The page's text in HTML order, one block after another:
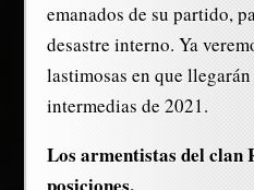
emanados de su partido,
desastre interno. Ya
lastimosas en que
intermedias de 2021.
Los armentistas del clan